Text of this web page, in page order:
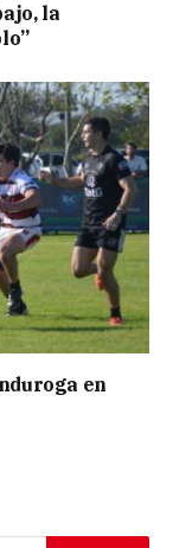
la
en